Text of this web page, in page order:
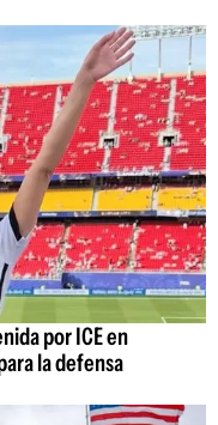
por ICE en
la defensa